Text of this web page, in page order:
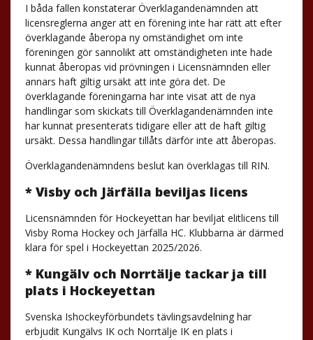
I båda fallen konstaterar Överklagandenämnden att
licensreglerna anger att en förening inte har rätt att efter
överklagande åberopa ny omständighet om inte
föreningen gör sannolikt att omständigheten inte hade
kunnat åberopas vid prövningen i Licensnämnden eller
annars haft giltig ursäkt att inte göra det. De
överklagande föreningarna har inte visat att de nya
handlingar som skickats till Överklagandenämnden inte
har kunnat presenterats tidigare eller att de haft giltig
ursäkt. Dessa handlingar tillåts därför inte att åberopas.
Överklagandenämndens beslut kan överklagas till RIN.
* Visby och Järfälla beviljas licens
Licensnämnden för Hockeyettan har beviljat elitlicens till
Visby Roma Hockey och Järfälla HC. Klubbarna är därmed
klara för spel i Hockeyettan 2025/2026.
* Kungälv och Norrtälje tackar ja till
plats i Hockeyettan
Svenska Ishockeyförbundets tävlingsavdelning har
erbjudit Kungälvs IK och Norrtälje IK en plats i